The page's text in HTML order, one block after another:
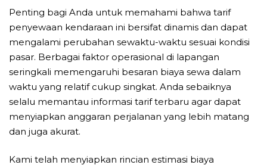
Penting bagi Anda untuk memahami bahwa tarif
penyewaan kendaraan ini bersifat dinamis dan dapat
mengalami perubahan sewaktu-waktu sesuai kondisi
pasar. Berbagai faktor operasional di lapangan
seringkali memengaruhi besaran biaya sewa dalam
waktu yang relatif cukup singkat. Anda sebaiknya
selalu memantau informasi tarif terbaru agar dapat
menyiapkan anggaran perjalanan yang lebih matang
dan juga akurat.
Kami telah menyiapkan rincian estimasi biaya